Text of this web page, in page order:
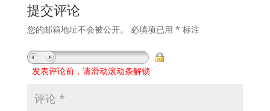
提交评论
您的邮箱地址不会被公开。 必填项已用 * 标注
发表评论前，请滑动滚动条解锁